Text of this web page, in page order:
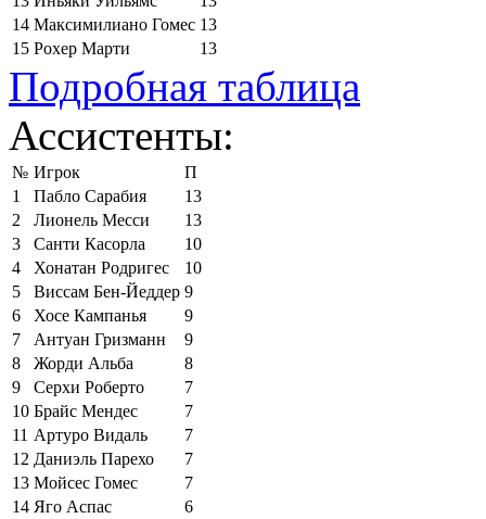
14 Максимилиано Гомес 13
15 Рохер Марти 13
Подробная таблица
Ассистенты:
№ Игрок
П
1
Пабло Сарабия
13
2
Лионель Месси
13
3
Санти Касорла
10
4
Хонатан Родригес
10
5
Виссам Бен-Йеддер 9
6
Хосе Кампанья
9
7
Антуан Гризманн
9
8
Жорди Альба
8
9
Серхи Роберто
7
10 Брайс Мендес
7
11 Артуро Видаль
7
12 Даниэль Парехо
7
13 Мойсес Гомес
7
14 Яго Аспас
6